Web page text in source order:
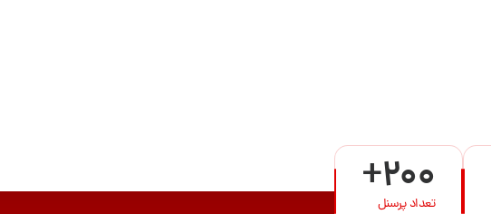
+200
تعداد پرسنل